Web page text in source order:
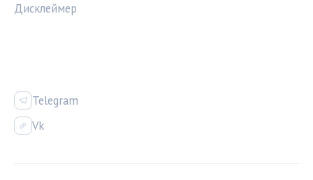
Дисклеймер
Telegram
Vk